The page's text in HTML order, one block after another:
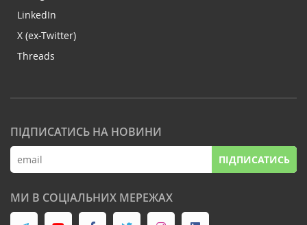
LinkedIn
X (ex-Twitter)
Threads
ПІДПИСАТИСЬ НА НОВИНИ
ПІДПИСАТИСЬ
МИ В СОЦІАЛЬНИХ МЕРЕЖАХ